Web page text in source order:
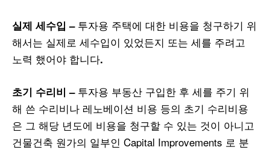
실제 세수입 – 투자용 주택에 대한 비용을 청구하기 위
해서는 실제로 세수입이 있었든지 또는 세를 주려고
노력 했어야 합니다.
초기 수리비 – 투자용 부동산 구입한 후 세를 주기 위
해 쓴 수리비나 레노베이션 비용 등의 초기 수리비용
은 그 해당 년도에 비용을 청구할 수 있는 것이 아니고
건물건축 원가의 일부인 Capital Improvements 로 분